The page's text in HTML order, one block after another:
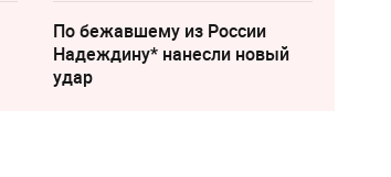
По бежавшему из России
Надеждину* нанесли новый
удар